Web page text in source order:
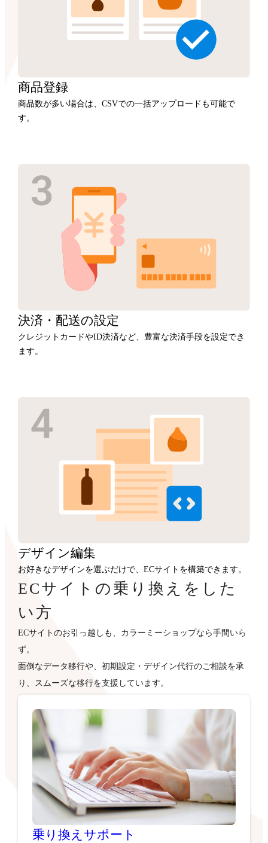
商品登録
商品数が多い場合は、CSVでの一括アップロードも可能で
す。
決済・ 配送の設定
クレジットカードやID決済など、豊富な決済手段を設定でき
ます。
デザイン編集
お好きなデザインを選ぶだけで、ECサイトを構築できます。
ECサイトの乗り換えをした
い方
ECサイトのお引っ越しも、カラーミーショップなら手間いら
ず。
面倒なデータ移行や、初期設定・デザイン代行のご相談を承
り、スムーズな移行を支援しています。
乗り換え サポート